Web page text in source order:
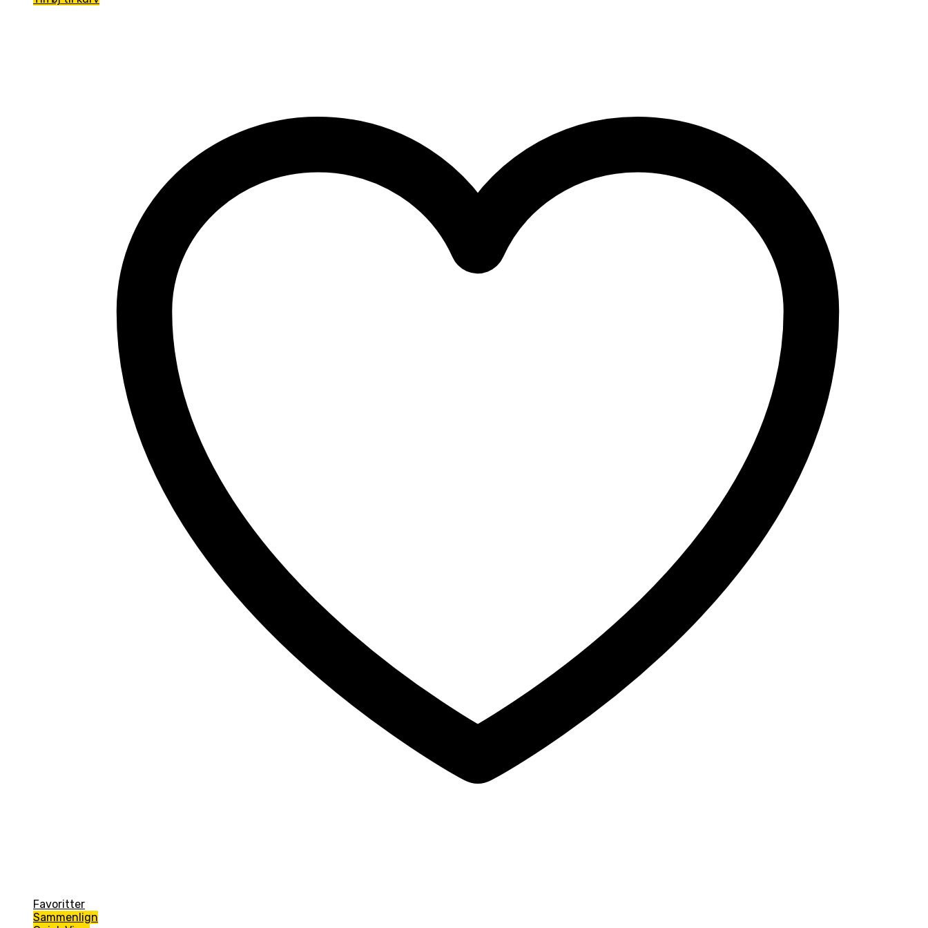
Favoritter
Sammenlign